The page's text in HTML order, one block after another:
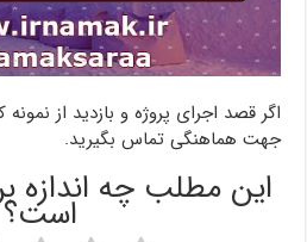
اگر قصد اجرای پروژه و بازدید از
جهت هماهنگی تماس بگیرید.
این مطلب چه اندازه
است؟